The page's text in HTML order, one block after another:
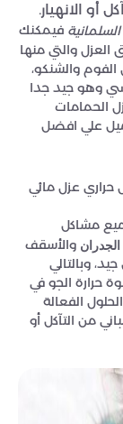
أو الانهيار.
فيمكنك
العزل والتي منها
والشنكو،
وهو جيد جدا
الحمامات
علي افضل
عزل مائي
مشاكل
والأسقف
وبالتالي
حرارة الجو في
الفعالة
من التآكل أو